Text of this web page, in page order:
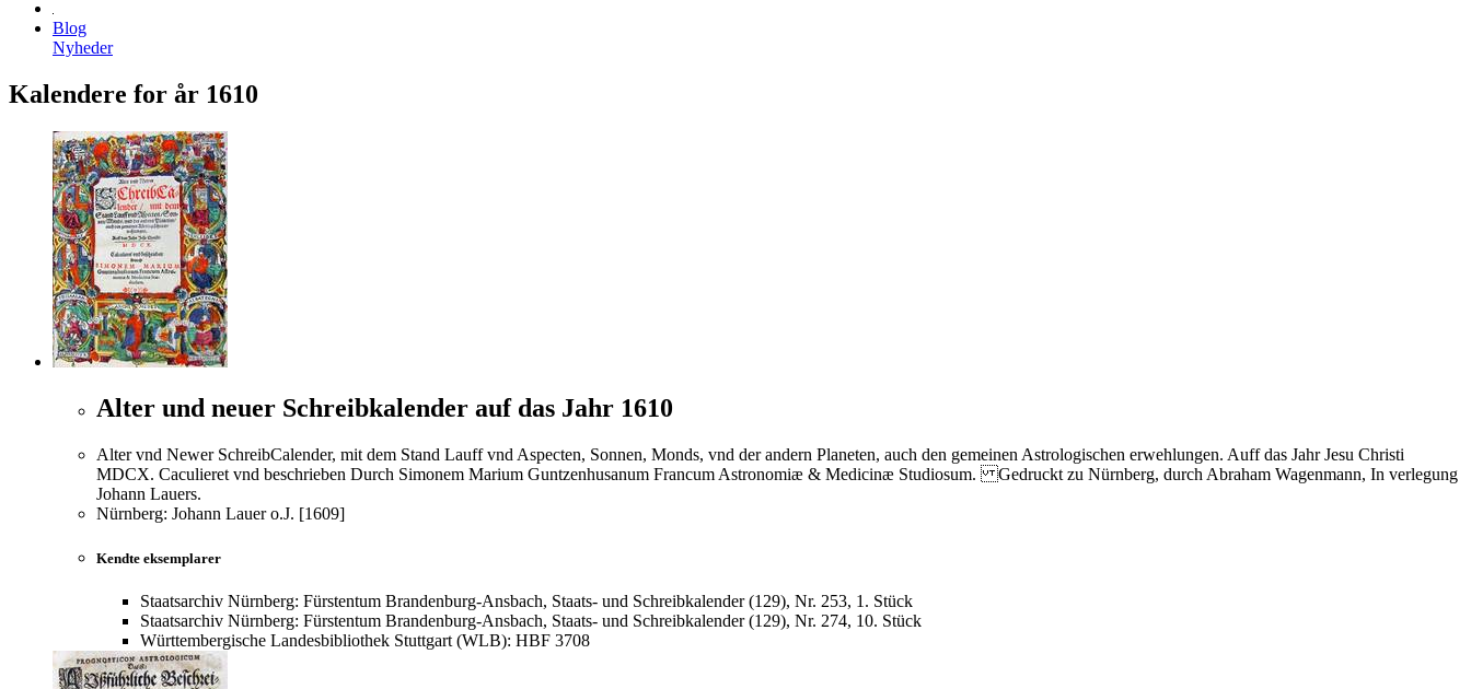
Blog
Nyheder
Kalendere for år 1610
Alter und neuer Schreibkalender auf das Jahr 1610
Alter vnd Newer SchreibCalender, mit dem Stand Lauff vnd Aspecten, Sonnen, Monds, vnd der andern Planeten, auch den gemeinen Astrologischen erwehlungen. Auff das Jahr Jesu Christi
MDCX. Caculieret vnd beschrieben Durch Simonem Marium Guntzenhusanum Francum Astronomiæ & Medicinæ Studiosum. Gedruckt zu Nürnberg, durch Abraham Wagenmann, In verlegung
Johann Lauers.
Nürnberg: Johann Lauer o.J. [1609]
Kendte eksemplarer
Staatsarchiv Nürnberg: Fürstentum Brandenburg-Ansbach, Staats- und Schreibkalender (129), Nr. 253, 1. Stück
Staatsarchiv Nürnberg: Fürstentum Brandenburg-Ansbach, Staats- und Schreibkalender (129), Nr. 274, 10. Stück
Württembergische Landesbibliothek Stuttgart (WLB): HBF 3708